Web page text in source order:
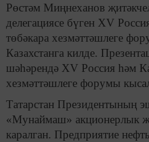
Рөстәм Миңнеханов
делегациясе бүген XV
төбәкара хезмәттәшлеге
Казахстанга килде.
шәһәрендә XV Россия һәм
хезмәттәшлеге форумы
Татарстан Президентының
«Мунаймаш» акционерлык
каралган. Предприятие